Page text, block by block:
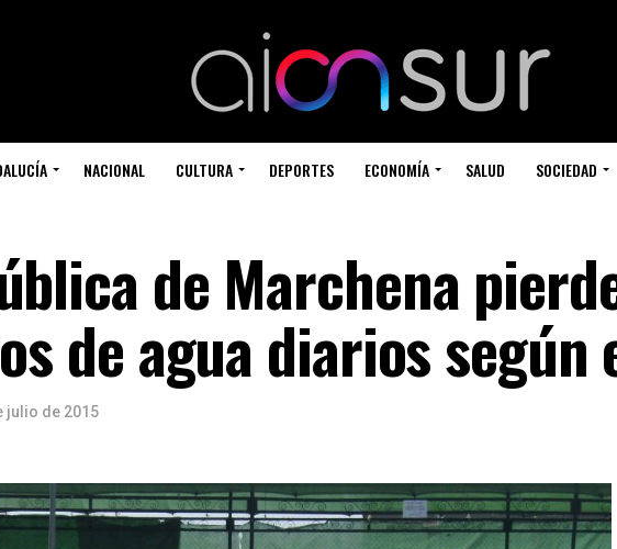
NACIONAL CULTURA DEPORTES ECONOMÍA SALUD SOCIEDAD
de Marchena
de agua diarios según
julio de 2015